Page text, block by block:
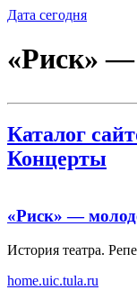
Дата сегодня
«Риск» —
Каталог
Концерты
«Риск» —
История театра.
home.uic.tula.ru